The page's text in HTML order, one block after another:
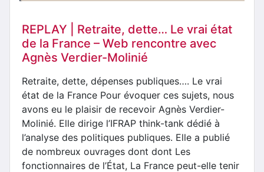
REPLAY | Retraite, dette… Le vrai état
de la France – Web rencontre avec
Agnès Verdier-Molinié
Retraite, dette, dépenses publiques…. Le vrai
état de la France Pour évoquer ces sujets, nous
avons eu le plaisir de recevoir Agnès Verdier-
Molinié. Elle dirige l’IFRAP think-tank dédié à
l’analyse des politiques publiques. Elle a publié
de nombreux ouvrages dont dont Les
fonctionnaires de l’État, La France peut-elle tenir